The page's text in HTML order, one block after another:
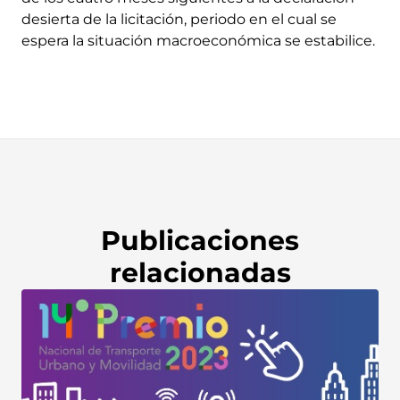
desierta de la licitación, periodo en el cual se
espera la situación macroeconómica se estabilice.
Publicaciones
relacionadas